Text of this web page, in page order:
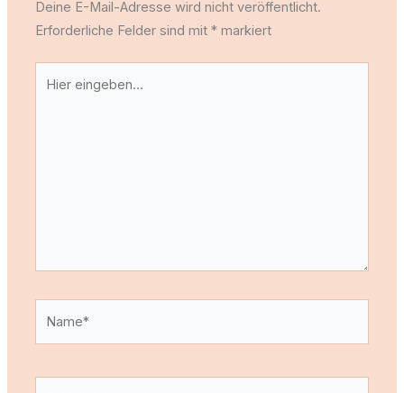
Deine E-Mail-Adresse wird nicht veröffentlicht.
Erforderliche Felder sind mit* markiert
eingeben…